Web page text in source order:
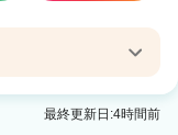
最終更新日:4時間前